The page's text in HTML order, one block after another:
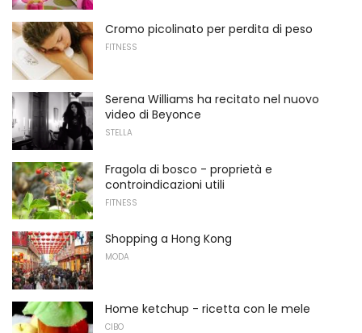
Cromo picolinato per perdita di peso
FITNESS
Serena Williams ha recitato nel nuovo
video di Beyonce
STELLA
Fragola di bosco - proprietà e
controindicazioni utili
FITNESS
Shopping a Hong Kong
MODA
Home ketchup - ricetta con le mele
CIBO